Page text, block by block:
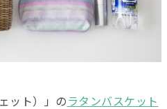
ット）」の ラタンバスケット